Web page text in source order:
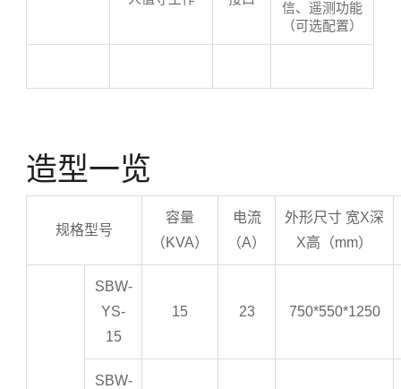
信、遥测功能
（可选配置）
造型一览
规格型号
容量
（KVA）
电流
（A）
外形尺寸 宽X深
X高（mm）
SBW-
YS-
15
15 23 750*550*1250
SBW-